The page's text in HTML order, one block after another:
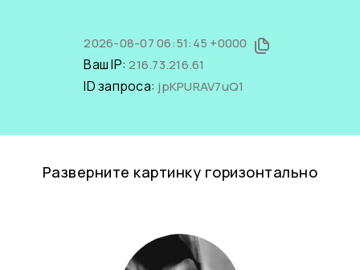
2026-08-07 06:51:45 +0000
Ваш IP:216.73.216.61
ID запроса: jpKPURAV7uQ1
Разверните картинку горизонтально